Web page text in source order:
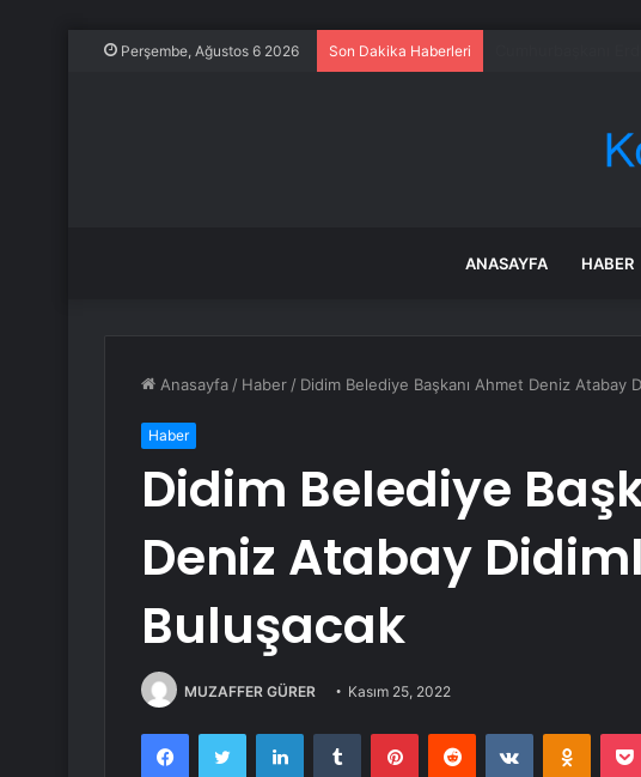
Perşembe, Ağustos 6 2026 Son Dakika Haberleri
ANASAYFA HABER
Anasayfa / Haber / Didim Belediye Başkanı Ahmet Deniz Atabay
Haber
Didim Belediye
Deniz Atabay
Buluşacak
MUZAFFER GÜRER Kasım 25, 2022
FacebookTwitter LinkedInTumblr PinterestReddit VKontakte